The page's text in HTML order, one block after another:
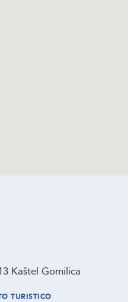
Kaštel Gomilica
TURISTICO